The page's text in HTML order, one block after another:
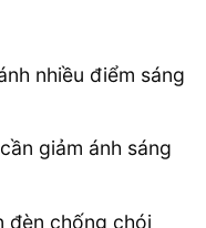
nhiều điểm sáng
giảm ánh sáng
đèn chống chói